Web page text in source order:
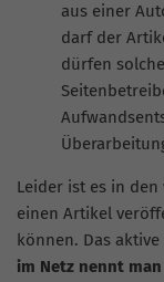
aus einer
darf der
dürfen
Leider ist es in den
einen Artikel
können. Das
im Netz nennt man